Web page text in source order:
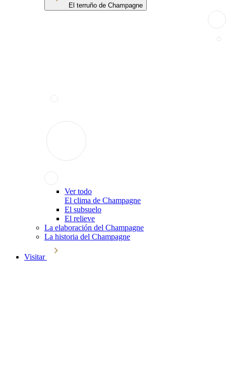
El terruño de Champagne
Ver todo
El clima de Champagne
El subsuelo
El relieve
La elaboración del Champagne
La historia del Champagne
Visitar